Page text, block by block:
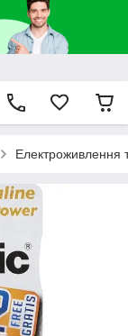
Електроживлення